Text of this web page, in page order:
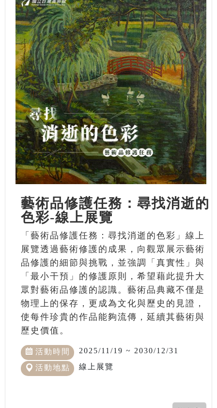
藝術品修護任務：尋找消逝的
色彩-線上展覽
「藝術品修護任務：尋找消逝的色彩」線上
展覽透過藝術修護的成果，向觀眾展示藝術
品修護的細節與挑戰，並強調「真實性」與
「最小干預」的修護原則，希望藉此提升大
眾對藝術品修護的認識。藝術品典藏不僅是
物理上的保存，更成為文化與歷史的見證，
使每件珍貴的作品能夠流傳，延續其藝術與
歷史價值。
活動時間 2025/11/19 ~ 2030/12/31
活動地點 線上展覽